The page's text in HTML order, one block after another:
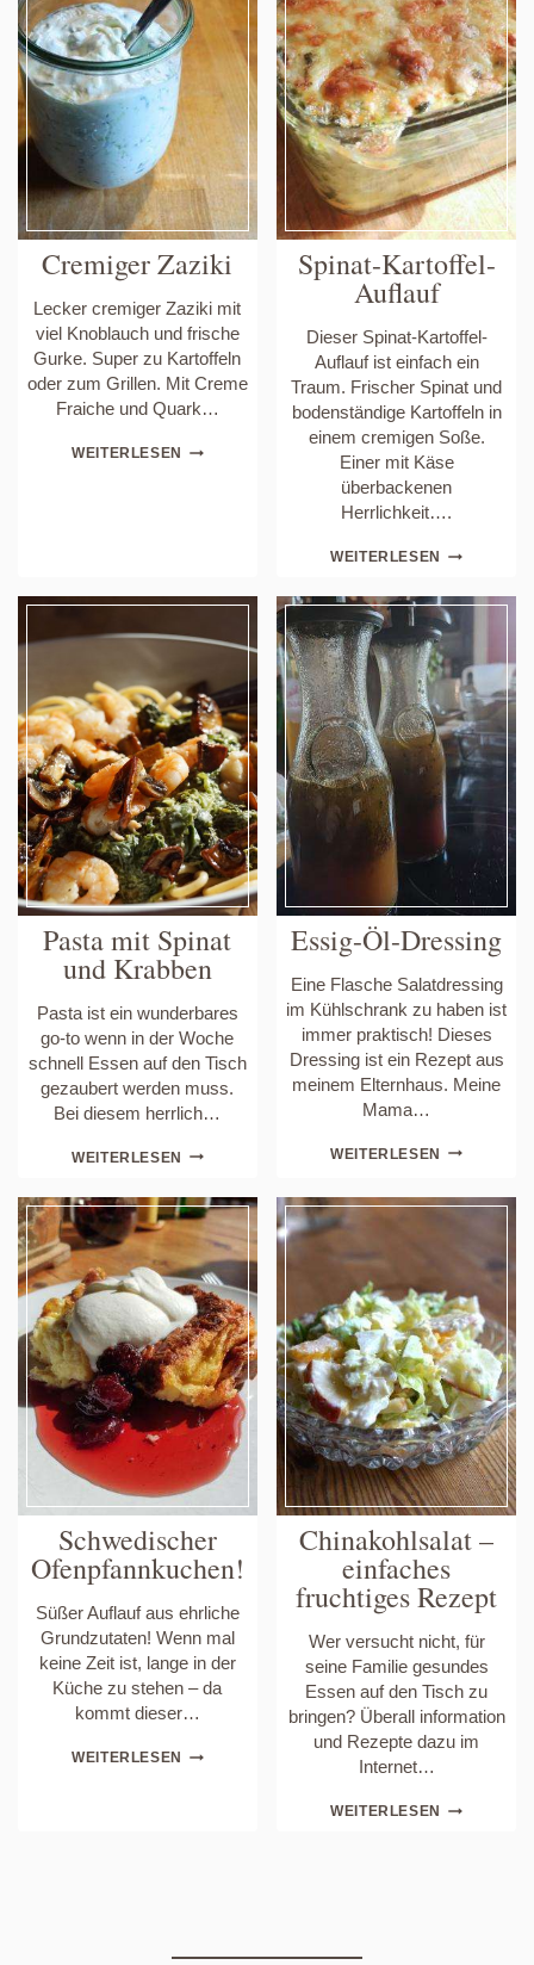
Cremiger Zaziki
Lecker cremiger Zaziki mit
viel Knoblauch und frische
Gurke. Super zu Kartoffeln
oder zum Grillen. Mit Creme
Fraiche und Quark…
WEITERLESEN
CREMIGER
Spinat-Kartoffel-
Auflauf
Dieser Spinat-Kartoffel-
Auflauf ist einfach ein
Traum. Frischer Spinat und
bodenständige Kartoffeln in
einem cremigen Soße.
Einer mit Käse
überbackenen
Herrlichkeit….
WEITERLESEN
SPINAT-
Pasta mit Spinat
und Krabben
Pasta ist ein wunderbares
go-to wenn in der Woche
schnell Essen auf den Tisch
gezaubert werden muss.
Bei diesem herrlich…
WEITERLESEN PASTA
UND
KRABBEN
Essig-Öl-Dressing
Eine Flasche Salatdressing
im Kühlschrank zu haben ist
immer praktisch! Dieses
Dressing ist ein Rezept aus
meinem Elternhaus. Meine
Mama…
WEITERLESEN ESSIG-
Schwedischer
Ofenpfannkuchen!
Süßer Auflauf aus ehrliche
Grundzutaten! Wenn mal
keine Zeit ist, lange in der
Küche zu stehen – da
kommt dieser…
WEITERLESEN
SCHWEDISCHER
Chinakohlsalat –
einfaches
fruchtiges Rezept
Wer versucht nicht, für
seine Familie gesundes
Essen auf den Tisch zu
bringen? Überall information
und Rezepte dazu im
Internet…
WEITERLESEN